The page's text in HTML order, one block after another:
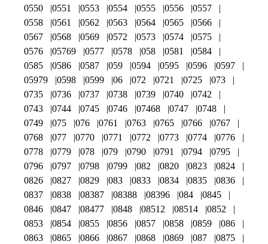
0550
0551 0553 0554 0555 0556
0557
0558
0561 0562 0563 0564 0565
0566
0567
0568 0569 0572 0573 0574
0575
0576
05769 0577 0578 058 0581
0584
0585
0586 0587 059 0594 0595 0596
0597
05979
0598 0599 06 072 0721 0725
073
0735
0736 0737 0738 0739 0740
0742
0743
0744 0745 0746 07468 0747
0748
0749
075 076 0761 0763 0765 0766
0767
0768
077 0770 0771 0772 0773 0774
0776
0778
0779 078 079 0790 0791 0794
0795
0796
0797 0798 0799 082 0820 0823
0824
0826
0827 0829 083 0833 0834 0835
0836
0837
0838 08387 08388 08396 084
0845
0846
0847 08477 0848 08512 08514
0852
0853
0854 0855 0856 0857 0858 0859
086
0863
0865 0866 0867 0868 0869 087
0875